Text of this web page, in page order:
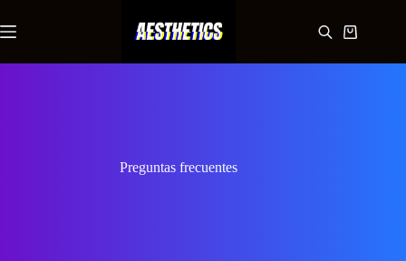
al
contenido
Carro
Preguntas frecuentes